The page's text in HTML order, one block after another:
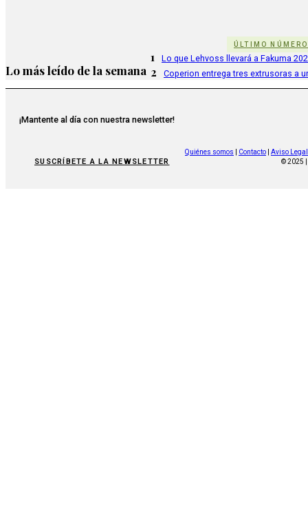
ÚLTIMO NÚMERO
Lo más leído de la semana
1 Lo que Lehvoss llevará a Fakuma
2 Coperion entrega tres extrusoras a
¡Mantente al día con nuestra newsletter!
SUSCRÍBETE A LA NEWSLETTER
Quiénes somos Contacto
Aviso Legal
© 2025